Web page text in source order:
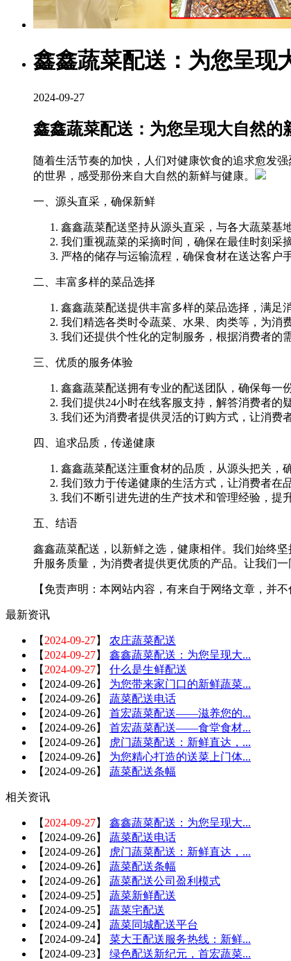
鑫鑫蔬菜配送：为您呈现
2024-09-27
鑫鑫蔬菜配送：为您呈现大自然的
随着生活节奏的加快，人们对健康饮食的追求愈发
的世界，感受那份来自大自然的新鲜与健康。
一、源头直采，确保新鲜
鑫鑫蔬菜配送坚持从源头直采，与各大蔬菜基
我们重视蔬菜的采摘时间，确保在最佳时刻采
严格的储存与运输流程，确保食材在送达客户
二、丰富多样的菜品选择
鑫鑫蔬菜配送提供丰富多样的菜品选择，满足
我们精选各类时令蔬菜、水果、肉类等，为消
我们还提供个性化的定制服务，根据消费者的
三、优质的服务体验
鑫鑫蔬菜配送拥有专业的配送团队，确保每一
我们提供24小时在线客服支持，解答消费者的
我们还为消费者提供灵活的订购方式，让消费
四、追求品质，传递健康
鑫鑫蔬菜配送注重食材的品质，从源头把关，
我们致力于传递健康的生活方式，让消费者在
我们不断引进先进的生产技术和管理经验，提
五、结语
鑫鑫蔬菜配送，以新鲜之选，健康相伴。我们始终
升服务质量，为消费者提供更优质的产品。让我们
【免责声明：本网站内容，有来自于网络文章，并
最新资讯
【 2024-09-27】 农庄蔬菜配送
【 2024-09-27】 鑫鑫蔬菜配送：为您呈现大...
【 2024-09-27】 什么是生鲜配送
【 2024-09-26】 为您带来家门口的新鲜蔬菜...
【 2024-09-26】 蔬菜配送电话
【 2024-09-26】 首宏蔬菜配送——滋养您的...
【 2024-09-26】 首宏蔬菜配送——食堂食材...
【 2024-09-26】
虎门蔬菜配送：新鲜直达，...
【 2024-09-26】 为您精心打造的送菜上门体...
【 2024-09-26】 蔬菜配送条幅
相关资讯
【 2024-09-27】 鑫鑫蔬菜配送：为您呈现大...
【 2024-09-26】 蔬菜配送电话
【 2024-09-26】
虎门蔬菜配送：新鲜直达，...
【 2024-09-26】 蔬菜配送条幅
【 2024-09-26】 蔬菜配送公司盈利模式
【 2024-09-25】 蔬菜新鲜配送
【 2024-09-25】 蔬菜宅配送
【 2024-09-24】 蔬菜同城配送平台
【 2024-09-24】 菜大王配送服务热线：新鲜...
【 2024-09-23】 绿色配送新纪元，首宏蔬菜...